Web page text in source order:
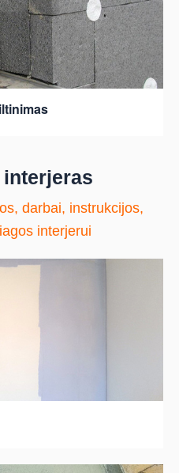
darbai, instrukcijos,
interjerui